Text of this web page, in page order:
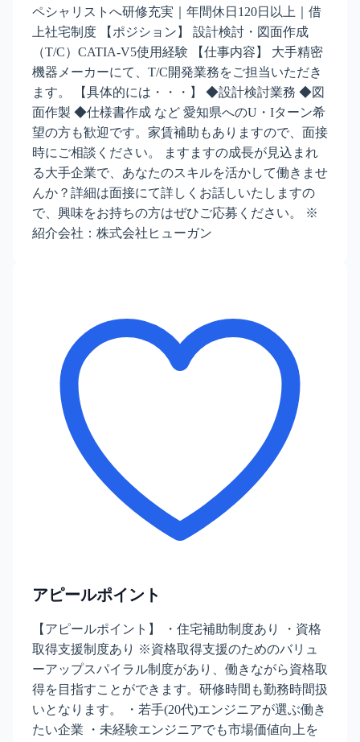
ペシャリストへ研修充実｜年間休日120日以上｜借
上社宅制度 【ポジション】 設計検討・図面作成
（T/C）CATIA-V5使用経験 【仕事内容】 大手精密
機器メーカーにて、T/C開発業務をご担当いただき
ます。 【具体的には・・・】 ◆設計検討業務 ◆図
面作製 ◆仕様書作成 など 愛知県へのU・Iターン希
望の方も歓迎です。家賃補助もありますので、面接
時にご相談ください。 ますますの成長が見込まれ
る大手企業で、あなたのスキルを活かして働きませ
んか？詳細は面接にて詳しくお話しいたしますの
で、興味をお持ちの方はぜひご応募ください。 ※
紹介会社：株式会社ヒューガン
アピールポイント
【アピールポイント】 ・住宅補助制度あり ・資格
取得支援制度あり ※資格取得支援のためのバリュ
ーアップスパイラル制度があり、働きながら資格取
得を目指すことができます。研修時間も勤務時間扱
いとなります。 ・若手(20代)エンジニアが選ぶ働き
たい企業 ・未経験エンジニアでも市場価値向上を